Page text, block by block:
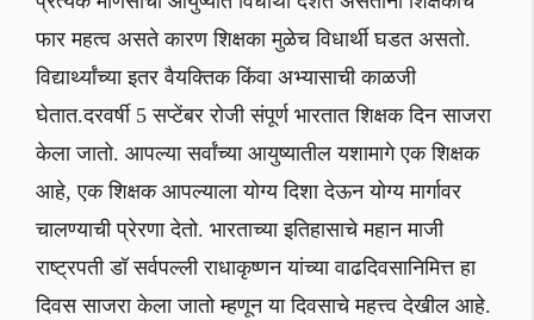
फार महत्व असते कारण शिक्षका मुळेच विधार्थी घडत असतो.
विद्यार्थ्यांच्या इतर वैयक्तिक किंवा अभ्यासाची काळजी
घेतात.दरवर्षी 5 सप्टेंबर रोजी संपूर्ण भारतात शिक्षक दिन साजरा
केला जातो. आपल्या सर्वांच्या आयुष्यातील यशामागे एक शिक्षक
आहे, एक शिक्षक आपल्याला योग्य दिशा देऊन योग्य मार्गावर
चालण्याची प्रेरणा देतो. भारताच्या इतिहासाचे महान माजी
राष्ट्रपती डॉ सर्वपल्ली राधाकृष्णन यांच्या वाढदिवसानिमित्त हा
दिवस साजरा केला जातो म्हणून या दिवसाचे महत्त्व देखील आहे.